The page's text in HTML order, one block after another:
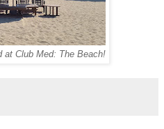
at Club Med: The Beach!